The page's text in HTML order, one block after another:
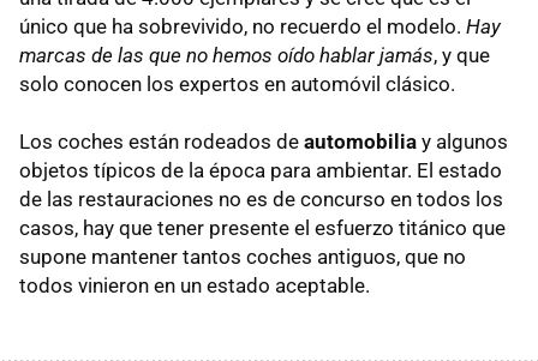
único que ha sobrevivido, no recuerdo el modelo. Hay
marcas de las que no hemos oído hablar jamás, y que
solo conocen los expertos en automóvil clásico.
Los coches están rodeados de automobilia y algunos
objetos típicos de la época para ambientar. El estado
de las restauraciones no es de concurso en todos los
casos, hay que tener presente el esfuerzo titánico que
supone mantener tantos coches antiguos, que no
todos vinieron en un estado aceptable.